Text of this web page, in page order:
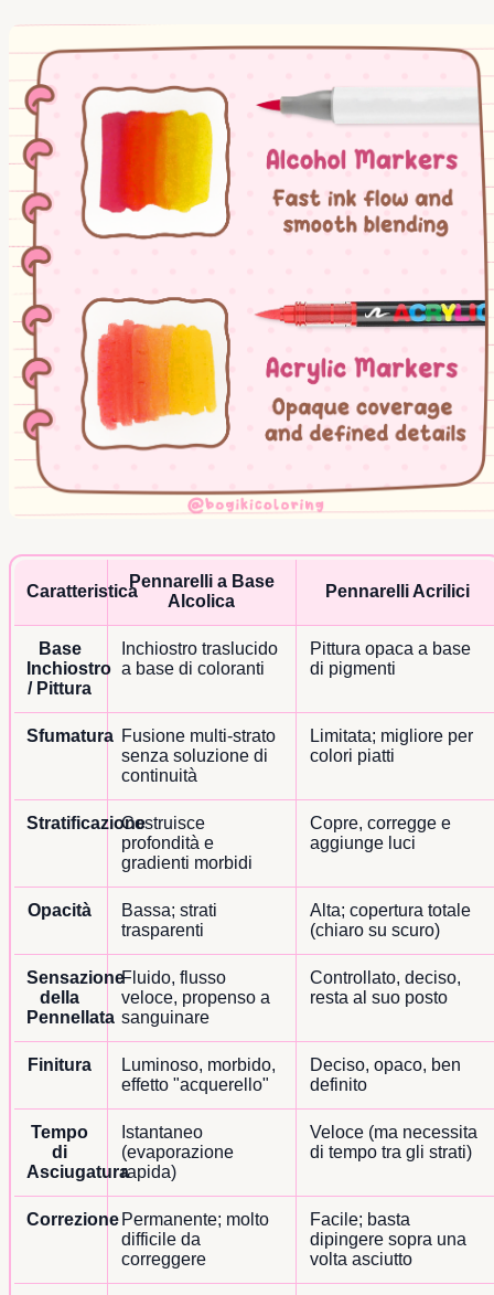
Caratteristica
Pennarelli a Base
Alcolica
Pennarelli Acrilici
Base
Inchiostro
/ Pittura
Inchiostro traslucido
a base di coloranti
Pittura opaca a base
di pigmenti
Sfumatura Fusione multi-strato
senza soluzione di
continuità
Limitata; migliore per
colori piatti
StratificazioneCostruisce
profondità e
gradienti morbidi
Copre, corregge e
aggiunge luci
Opacità
Bassa; strati
trasparenti
Alta; copertura totale
(chiaro su scuro)
Sensazione
della
Pennellata
Fluido, flusso
veloce, propenso a
sanguinare
Controllato, deciso,
resta al suo posto
Finitura
Luminoso, morbido,
effetto "acquerello"
Deciso, opaco, ben
definito
Tempo
di
Asciugatura
Istantaneo
(evaporazione
rapida)
Veloce (ma necessita
di tempo tra gli strati)
Correzione Permanente; molto
difficile da
correggere
Facile; basta
dipingere sopra una
volta asciutto